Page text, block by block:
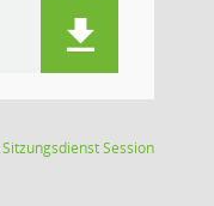
SitzungsdienstSession(Wird in